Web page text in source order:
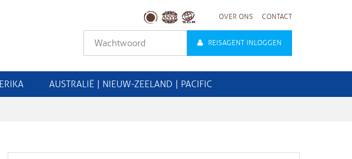
OVER ONS CONTACT
REISAGENT INLOGGEN
AUSTRALIË | NIEUW-ZEELAND | PACIFIC